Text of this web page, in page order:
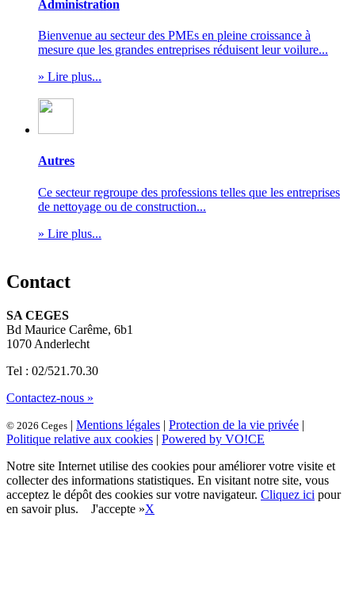
Administration
Bienvenue au secteur des PMEs en pleine croissance à
mesure que les grandes entreprises réduisent leur voilure...
» Lire plus...
Autres
Ce secteur regroupe des professions telles que les entreprises
de nettoyage ou de construction...
» Lire plus...
Contact
SA CEGES
Bd Maurice Carême, 6b1
1070 Anderlecht
Tel : 02/521.70.30
Contactez-nous »
© 2026 Ceges | Mentions légales | Protection de la vie privée |
Politique relative aux cookies | Powered by VO!CE
Notre site Internet utilise des cookies pour améliorer votre visite et
collecter des informations statistiques. En visitant notre site, vous
acceptez le dépôt des cookies sur votre navigateur. Cliquez ici pour
en savoir plus. J'accepte »X